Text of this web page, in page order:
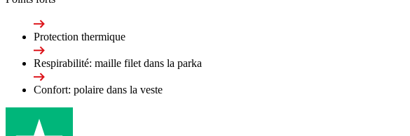
Protection thermique
Respirabilité: maille filet dans la parka
Confort: polaire dans la veste